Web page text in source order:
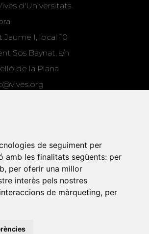
de seguiment per
amb les finalitats següents: per
, per oferir una millor
interès pels nostres
de màrqueting, per
d'Universitats
Jaume I, local 10
Sos Baynat, s/n
de la Plana